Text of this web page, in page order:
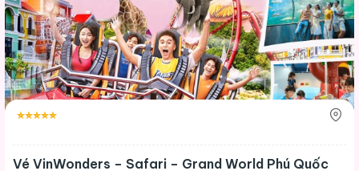
Vé VinWonders – Safari – Grand World Phú Quốc